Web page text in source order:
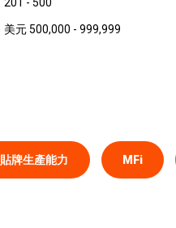
美元 500,000 - 999,999
貼牌生產能力 MFi